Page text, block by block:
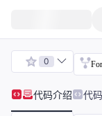
0
代码介绍 代码